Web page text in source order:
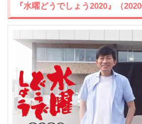
『水曜どうでしょう2020』（2020